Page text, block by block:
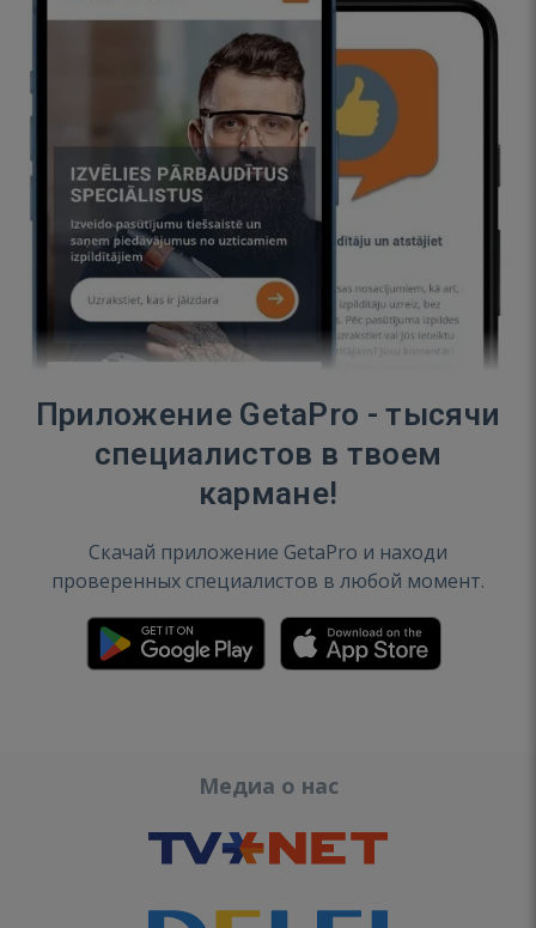
Приложение GetaPro - тысячи
специалистов в твоем
кармане!
Скачай приложение GetaPro и находи
проверенных специалистов в любой момент.
Медиа о нас